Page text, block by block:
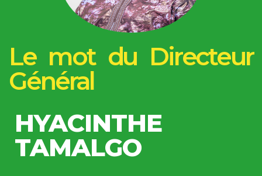
Le mot du Directeur
Général
HYACINTHE
TAMALGO